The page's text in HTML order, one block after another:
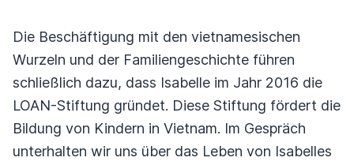
Die Beschäftigung mit den vietnamesischen
Wurzeln und der Familiengeschichte führen
schließlich dazu, dass Isabelle im Jahr 2016 die
LOAN-Stiftung gründet. Diese Stiftung fördert die
Bildung von Kindern in Vietnam. Im Gespräch
unterhalten wir uns über das Leben von Isabelles